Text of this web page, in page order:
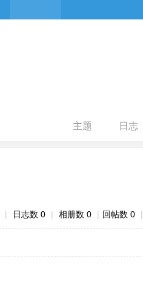
主题 日志
| 日志数 0 | 相册数 0 | 回帖数 0 |